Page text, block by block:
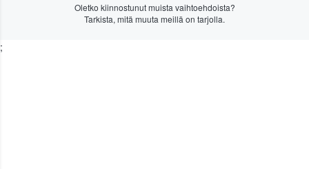
Oletko kiinnostunut muista vaihtoehdoista?
Tarkista, mitä muuta meillä on tarjolla.
;